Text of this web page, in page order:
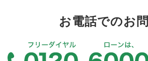
お電話でのお